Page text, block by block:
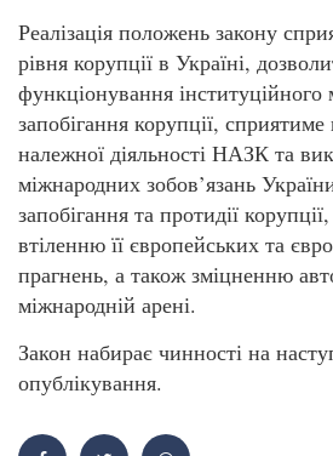
Реалізація положень закону
рівня корупції в Україні,
функціонування інституційного
запобігання корупції,
належної діяльності НАЗК та
міжнародних зобов’язань
запобігання та протидії
втіленню її європейських та
прагнень, а також зміцненню
міжнародній арені.
Закон набирає чинності на
опублікування.